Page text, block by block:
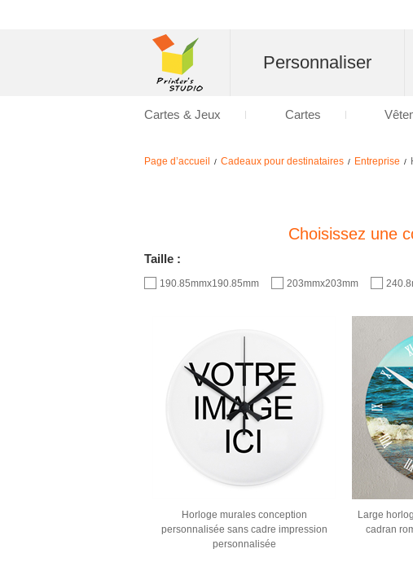
Page d’accueil / Cadeaux pour destinataires / Entreprise /
Choisissez une
Taille :
190.85mmx190.85mm 203mmx203mm
Horloge murales conception
personnalisée sans cadre impression
personnalisée
Large
cadran
Personnaliser
Cartes & Jeux Cartes